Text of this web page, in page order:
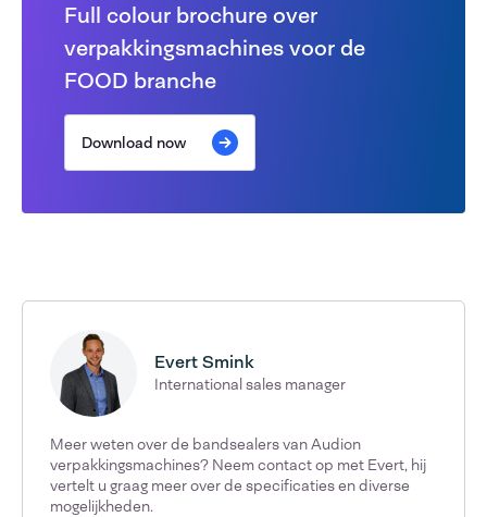
Full colour brochure over
verpakkingsmachines voor de
FOOD branche
Download now
Evert Smink
International sales manager
Meer weten over de bandsealers van Audion
verpakkingsmachines? Neem contact op met Evert, hij
vertelt u graag meer over de specificaties en diverse
mogelijkheden.